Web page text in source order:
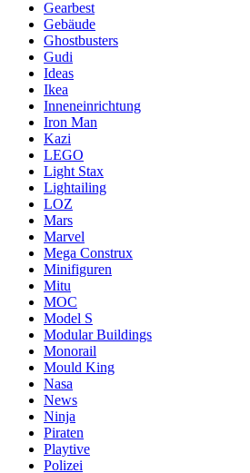
Gearbest
Gebäude
Ghostbusters
Gudi
Ideas
Ikea
Inneneinrichtung
Iron Man
Kazi
LEGO
Light Stax
Lightailing
LOZ
Mars
Marvel
Mega Construx
Minifiguren
Mitu
MOC
Model S
Modular Buildings
Monorail
Mould King
Nasa
News
Ninja
Piraten
Playtive
Polizei